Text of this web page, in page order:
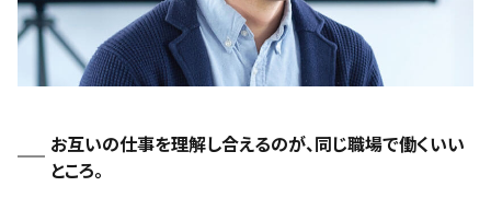
お互いの仕事を理解し合えるのが、同じ職場で働くいい
ところ。